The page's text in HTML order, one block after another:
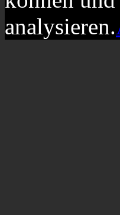
analysieren.